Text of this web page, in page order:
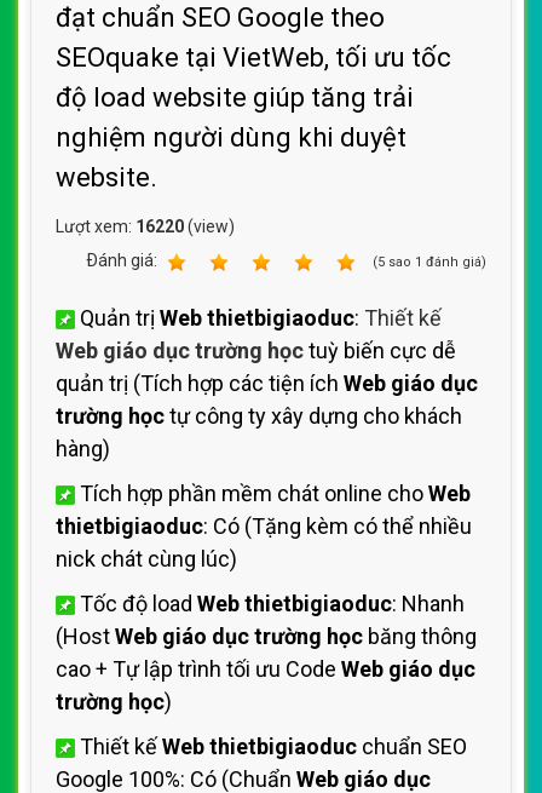
đạt chuẩn SEO Google theo
SEOquake tại VietWeb, tối ưu tốc
độ load website giúp tăng trải
nghiệm người dùng khi duyệt
website.
Lượt xem: 16220(view)
Ðánh giá:
(5 sao 1 đánh giá)
Quản trị Web thietbigiaoduc: Thiết kế
Web giáo dục trường họctuỳ biến cực dễ
quản trị (Tích hợp các tiện ích Web giáo dục
trường họctự công ty xây dựng cho khách
hàng)
Tích hợp phần mềm chát online choWeb
thietbigiaoduc: Có (Tặng kèm có thể nhiều
nick chát cùng lúc)
Tốc độ load Web thietbigiaoduc: Nhanh
(HostWeb giáo dục trường học băng thông
cao + Tự lập trình tối ưu Code Web giáo dục
trường học)
Thiết kếWeb thietbigiaoduc chuẩn SEO
Google 100%: Có (Chuẩn Web giáo dục